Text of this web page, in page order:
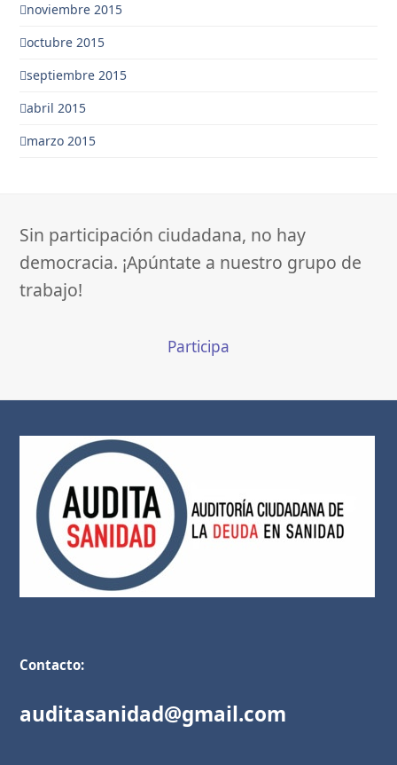
noviembre 2015
octubre 2015
septiembre 2015
abril 2015
marzo 2015
Sin participación ciudadana, no hay
democracia. ¡Apúntate a nuestro grupo de
trabajo!
Participa
Contacto:
auditasanidad@gmail.com